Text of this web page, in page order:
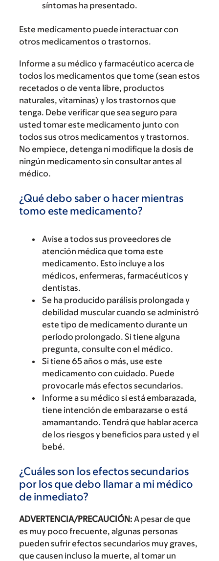
síntomas ha presentado.
Este medicamento puede interactuar con
otros medicamentos o trastornos.
Informe a su médico y farmacéutico acerca de
todos los medicamentos que tome (sean estos
recetados o de venta libre, productos
naturales, vitaminas) y los trastornos que
tenga. Debe verificar que sea seguro para
usted tomar este medicamento junto con
todos sus otros medicamentos y trastornos.
No empiece, detenga ni modifique la dosis de
ningún medicamento sin consultar antes al
médico.
¿Qué debo saber o hacer mientras
tomo este medicamento?
Avise a todos sus proveedores de
atención médica que toma este
medicamento. Esto incluye a los
médicos, enfermeras, farmacéuticos y
dentistas.
Se ha producido parálisis prolongada y
debilidad muscular cuando se administró
este tipo de medicamento durante un
período prolongado. Si tiene alguna
pregunta, consulte con el médico.
Si tiene 65 años o más, use este
medicamento con cuidado. Puede
provocarle más efectos secundarios.
Informe a su médico si está embarazada,
tiene intención de embarazarse o está
amamantando. Tendrá que hablar acerca
de los riesgos y beneficios para usted y el
bebé.
¿Cuáles son los efectos secundarios
por los que debo llamar a mi médico
de inmediato?
ADVERTENCIA/PRECAUCIÓN: A pesar de que
es muy poco frecuente, algunas personas
pueden sufrir efectos secundarios muy graves,
que causen incluso la muerte, al tomar un